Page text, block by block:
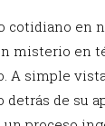
cotidiano en
misterio en
simple
de su